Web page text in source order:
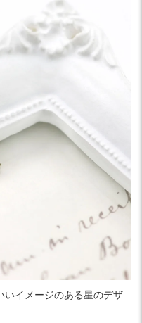
いイメージのある星のデザ